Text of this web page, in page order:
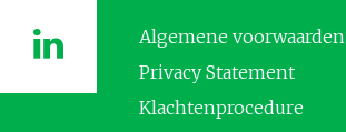
Algemene voorwaarden
Privacy Statement
Klachtenprocedure